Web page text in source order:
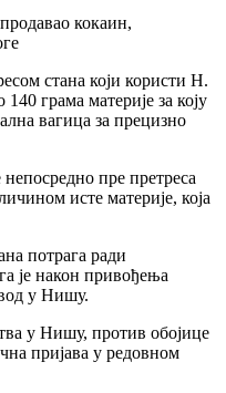
стана који користи Н.
грама материје за коју
вагица за прецизно
пре претреса
исте материје, која
потрага ради
је након привођења
у Нишу.
у Нишу, против обојице
пријава у редовном